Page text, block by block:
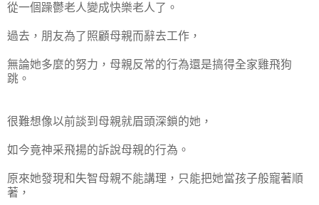
從一個躁鬱老人變成快樂老人了。
過去，朋友為了照顧母親而辭去工作，
無論她多麼的努力，母親反常的行為還是搞得全家雞飛狗
跳。
很難想像以前談到母親就眉頭深鎖的她，
如今竟神采飛揚的訴說母親的行為。
原來她發現和失智母親不能講理，只能把她當孩子般寵著順
著，